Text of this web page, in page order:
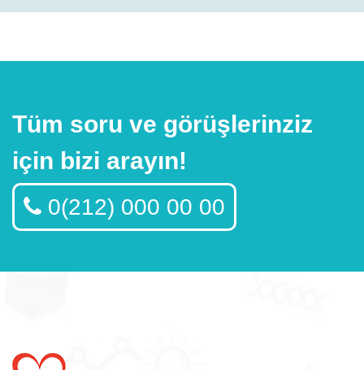
Tüm soru ve görüşlerinziz
için bizi arayın!
0(212) 000 00 00